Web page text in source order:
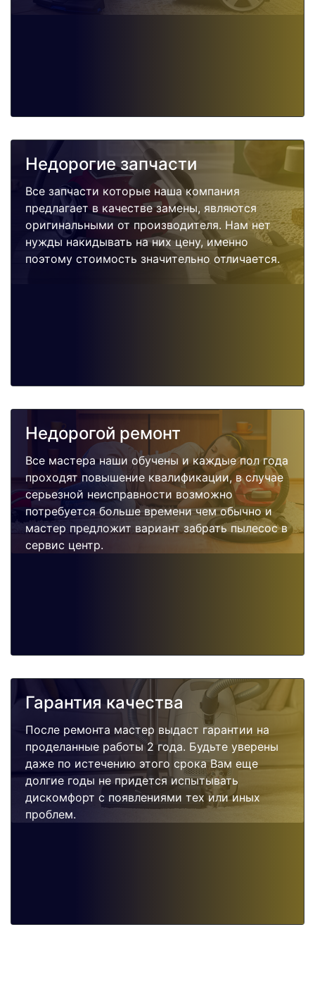
Недорогие запчасти
Все запчасти которые наша компания
предлагает в качестве замены, являются
оригинальными от производителя. Нам нет
нужды накидывать на них цену, именно
поэтому стоимость значительно отличается.
Недорогой ремонт
Все мастера наши обучены и каждые пол года
проходят повышение квалификации, в случае
серьезной неисправности возможно
потребуется больше времени чем обычно и
мастер предложит вариант забрать пылесос в
сервис центр.
Гарантия качества
После ремонта мастер выдаст гарантии на
проделанные работы 2 года. Будьте уверены
даже по истечению этого срока Вам еще
долгие годы не придется испытывать
дискомфорт с появлениями тех или иных
проблем.